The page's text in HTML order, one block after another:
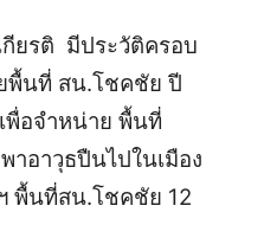
ยรติ มีประวัติครอบ
พื้นที่ สน.โชคชัย ปี
พื่อจำหน่าย พื้นที่
พาอาวุธปืนไปในเมือง
พื้นที่สน.โชคชัย 12